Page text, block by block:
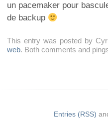
un pacemaker pour
de backup
This entry was posted by
web. Both comments and
Entries (RSS)